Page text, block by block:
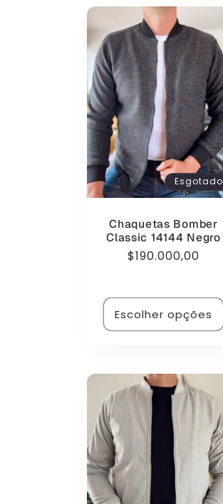
Esgotado
Chaquetas Bomber
Classic 14144 Negro
Preço
$190.000,00
Escolher opções